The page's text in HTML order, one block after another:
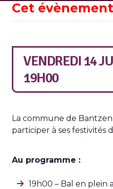
Cet
VENDREDI 14
19H00
La commune de
participer à ses festivités
Au programme :
19h00 – Bal en plein